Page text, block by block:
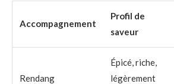
Accompagnement
Profil de
saveur
Rendang
Épicé, riche,
légèrement